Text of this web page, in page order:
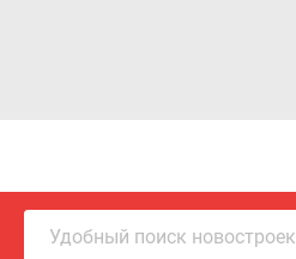
Удобный поиск новостроек